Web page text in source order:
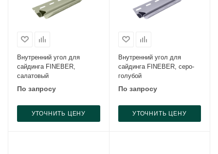
Внутренний угол для
сайдинга FINEBER,
салатовый
По запросу
УТОЧНИТЬ ЦЕНУ
Внутренний угол для
сайдинга FINEBER, серо-
голубой
По запросу
УТОЧНИТЬ ЦЕНУ